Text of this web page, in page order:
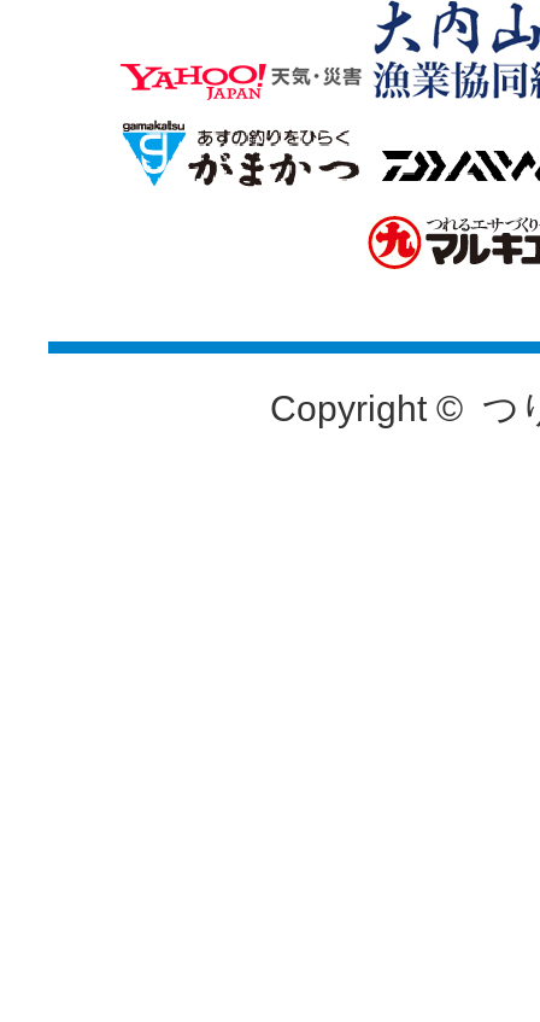
Copyright © つ